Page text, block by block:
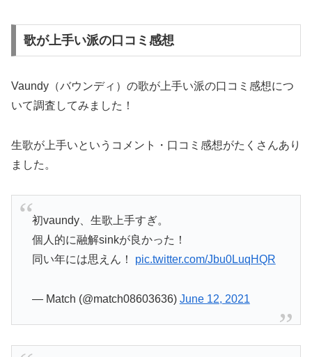
歌が上手い派の口コミ感想
Vaundy（バウンディ）の歌が上手い派の口コミ感想につ
いて調査してみました！
生歌が上手いというコメント・口コミ感想がたくさんあり
ました。
初vaundy、生歌上手すぎ。
個人的に融解sinkが良かった！
同い年には思えん！ pic.twitter.com/Jbu0LuqHQR
— Match (@match08603636) June 12, 2021